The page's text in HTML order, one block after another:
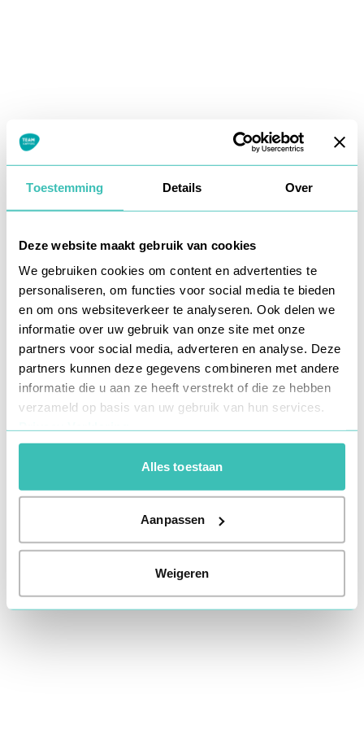
Toestemming Details Over
Deze website maakt gebruik van cookies
We gebruiken cookies om content en advertenties te
personaliseren, om functies voor social media te bieden
en om ons websiteverkeer te analyseren. Ook delen we
informatie over uw gebruik van onze site met onze
partners voor social media, adverteren en analyse. Deze
partners kunnen deze gegevens combineren met andere
informatie die u aan ze heeft verstrekt of die ze hebben
verzameld op basis van uw gebruik van hun services.
Alles toestaan
Aanpassen
Weigeren
Application error: a client
-side exception has occurred while
loadingwww.teamkappers.nl(see the browser consolefor more
information).